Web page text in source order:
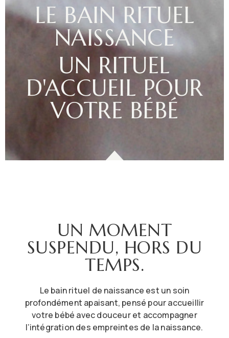
LE BAIN RITUEL
NAISSANCE
UN RITUEL
D'ACCUEIL POUR
VOTRE BÉBÉ
UN MOMENT
SUSPENDU, HORS DU
TEMPS.
Le bain rituel de naissance est un soin
profondément apaisant, pensé pour accueillir
votre bébé avec douceur et accompagner
l’intégration des empreintes de la naissance.